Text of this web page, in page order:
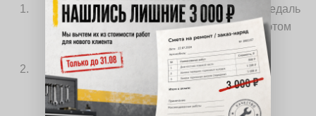
Находясь внутри автомобиля, нажмите педаль
сцепления до упора и удерживайте ее в этом
положении.
С помощью инструмента подходящего
размера, вставьте его в отверстие
регулировочного болта сцепления,